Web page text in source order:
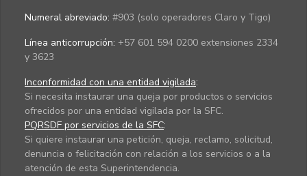
Numeral abreviado: #903 (solo operadores Claro y Tigo)
Línea anticorrupción: +57 601 594 0200 extensiones 2334
y 3623
Inconformidad con una entidad vigilada:
Si necesita instaurar una queja por productos o servicios
ofrecidos por una entidad vigilada por la SFC.
PQRSDF por servicios de la SFC:
Si quiere instaurar una petición, queja, reclamo, solicitud,
denuncia o felicitación con relación a los servicios o a la
atención de esta Superintendencia.